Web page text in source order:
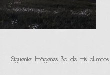
Siguiente: Imágenes 3d de mis alumnos.